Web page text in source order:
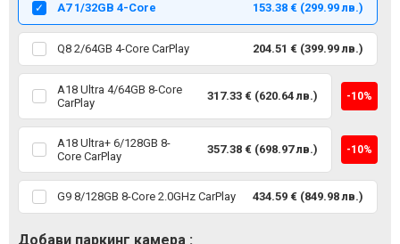
А7 1/32GB 4-Core 153.38 € (299.99 лв.)
Q8 2/64GB 4-Core CarPlay 204.51 € (399.99 лв.)
A18 Ultra 4/64GB 8-Core
CarPlay
317.33 € (620.64 лв.) -10%
A18 Ultra+ 6/128GB 8-
Core CarPlay
357.38 € (698.97 лв.) -10%
G9 8/128GB 8-Core 2.0GHz CarPlay 434.59 € (849.98 лв.)
Добави паркинг камера :